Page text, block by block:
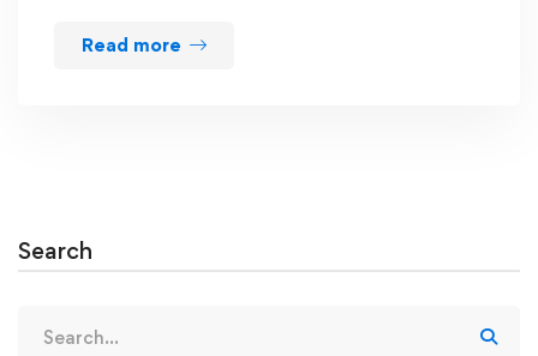
Read more
Search
for: